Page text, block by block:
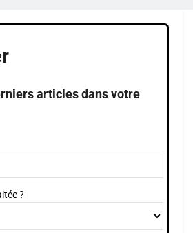
articles dans votre
?